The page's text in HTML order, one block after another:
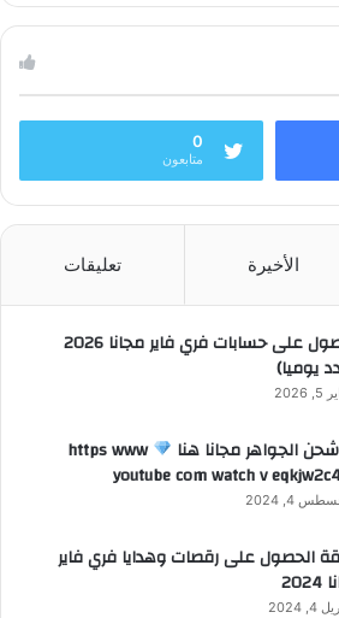
0
متابعون
الأخيرة تعليقات
الحصول على حسابات فري فاير مجانا 2026
يوميا)
2026
شحن الجواهر مجانا هنا
https www
youtube com watch v
4, 2024
الحصول على رقصات وهدايا فري فاير
4, 2024